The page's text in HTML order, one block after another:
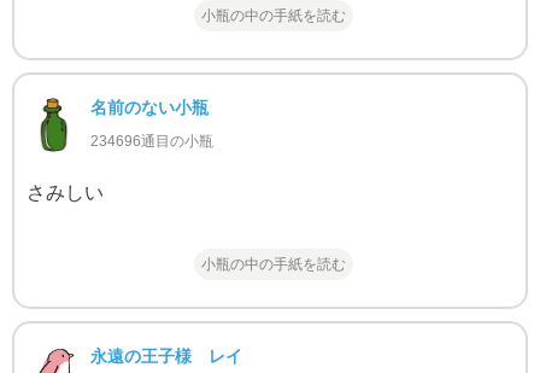
小瓶の中の手紙を読む
名前のない小瓶
234696通目の小瓶
さみしい
小瓶の中の手紙を読む
永遠の王子様 レイ